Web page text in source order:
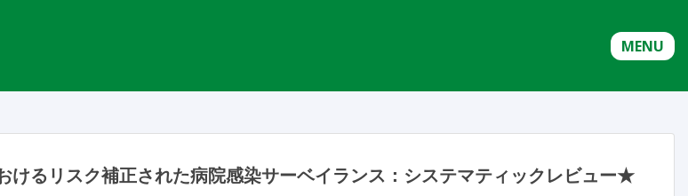
MENU
けるリスク補正された病院感染サーベイランス：システマティックレビュー★